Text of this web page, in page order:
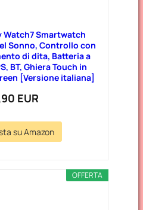
Watch7 Smartwatch
Sonno, Controllo con
di dita, Batteria a
BT, Ghiera Touch in
[Versione italiana]
EUR
su Amazon
OFFERTA